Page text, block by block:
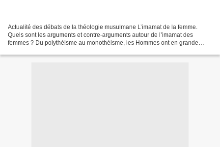
Actualité des débats de la théologie musulmane L’imamat de la femme.
Quels sont les arguments et contre-arguments autour de l’imamat des
femmes ? Du polythéisme au monothéisme, les Hommes ont en grande